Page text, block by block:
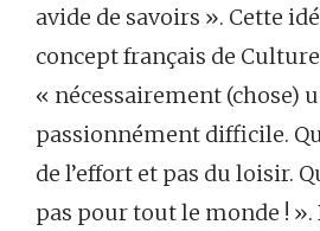
avide de savoirs ». Cette
concept français de
« nécessairement (chose)
passionnément difficile.
de l’effort et pas du loisir.
pas pour tout le monde ! ».